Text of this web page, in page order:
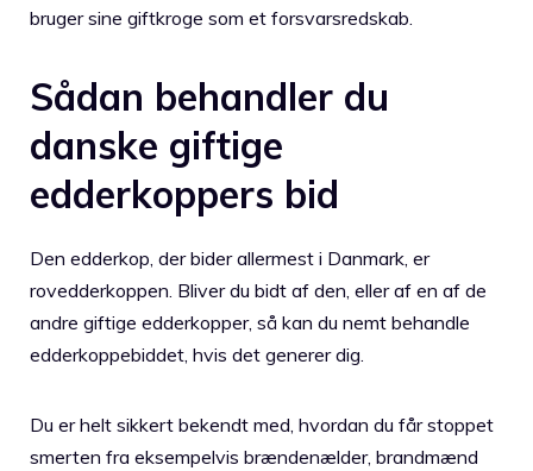
bruger sine giftkroge som et forsvarsredskab.
Sådan behandler du
danske giftige
edderkoppers bid
Den edderkop, der bider allermest i Danmark, er
rovedderkoppen. Bliver du bidt af den, eller af en af de
andre giftige edderkopper, så kan du nemt behandle
edderkoppebiddet, hvis det generer dig.
Du er helt sikkert bekendt med, hvordan du får stoppet
smerten fra eksempelvis brændenælder, brandmænd